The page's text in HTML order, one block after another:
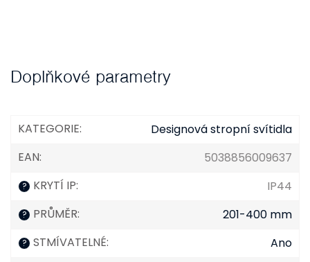
Doplňkové parametry
KATEGORIE:
Designová stropní svítidla
EAN: 5038856009637
? KRYTÍ IP: IP44
? PRŮMĚR: 201-400 mm
? STMÍVATELNÉ:
Ano